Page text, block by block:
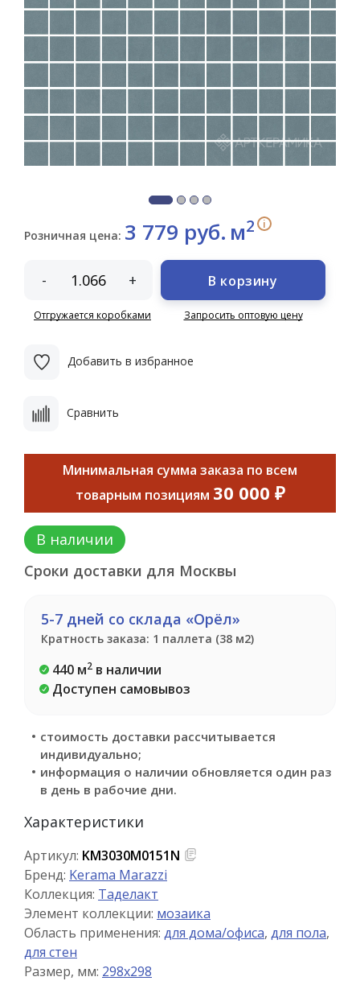
Розничная цена: 3 779 руб. м2 i
- +
Отгружается коробками
В корзину
Запросить оптовую цену
Добавить в избранное
Сравнить
Минимальная сумма заказа по всем
товарным позициям 30 000 ₽
В наличии
Сроки доставки для Москвы
5-7 дней со склада «Орёл»
Кратность заказа: 1 паллета (38 м2)
440 м2 в наличии
Доступен самовывоз
стоимость доставки рассчитывается
индивидуально;
информация о наличии обновляется один раз
в день в рабочие дни.
Характеристики
Артикул: KM3030M0151N
Бренд: Kerama Marazzi
Коллекция: Таделакт
Элемент коллекции: мозаика
Область применения: для дома/офиса, для пола,
для стен
Размер, мм: 298x298